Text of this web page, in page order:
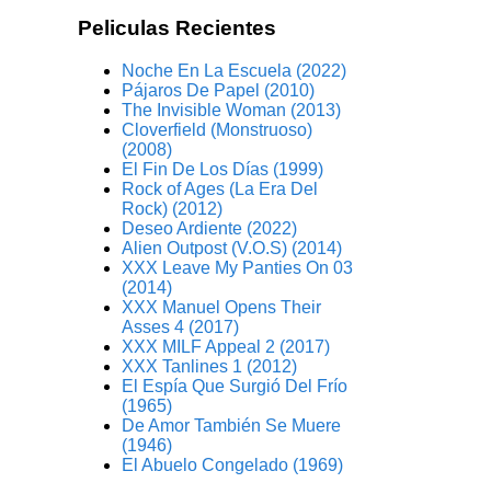
Peliculas Recientes
Noche En La Escuela (2022)
Pájaros De Papel (2010)
The Invisible Woman (2013)
Cloverfield (Monstruoso)
(2008)
El Fin De Los Días (1999)
Rock of Ages (La Era Del
Rock) (2012)
Deseo Ardiente (2022)
Alien Outpost (V.O.S) (2014)
XXX Leave My Panties On 03
(2014)
XXX Manuel Opens Their
Asses 4 (2017)
XXX MILF Appeal 2 (2017)
XXX Tanlines 1 (2012)
El Espía Que Surgió Del Frío
(1965)
De Amor También Se Muere
(1946)
El Abuelo Congelado (1969)